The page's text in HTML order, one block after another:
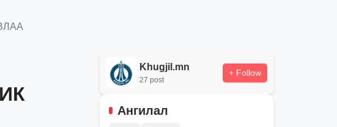
Khugjil.mn
27 post
+ Follow
Ангилал